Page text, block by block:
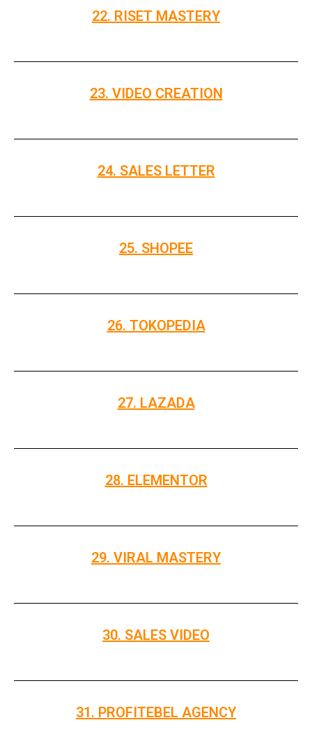
22. RISET MASTERY
23. VIDEO CREATION
24. SALES LETTER
25. SHOPEE
26. TOKOPEDIA
27. LAZADA
28. ELEMENTOR
29. VIRAL MASTERY
30. SALES VIDEO
31. PROFITEBEL AGENCY